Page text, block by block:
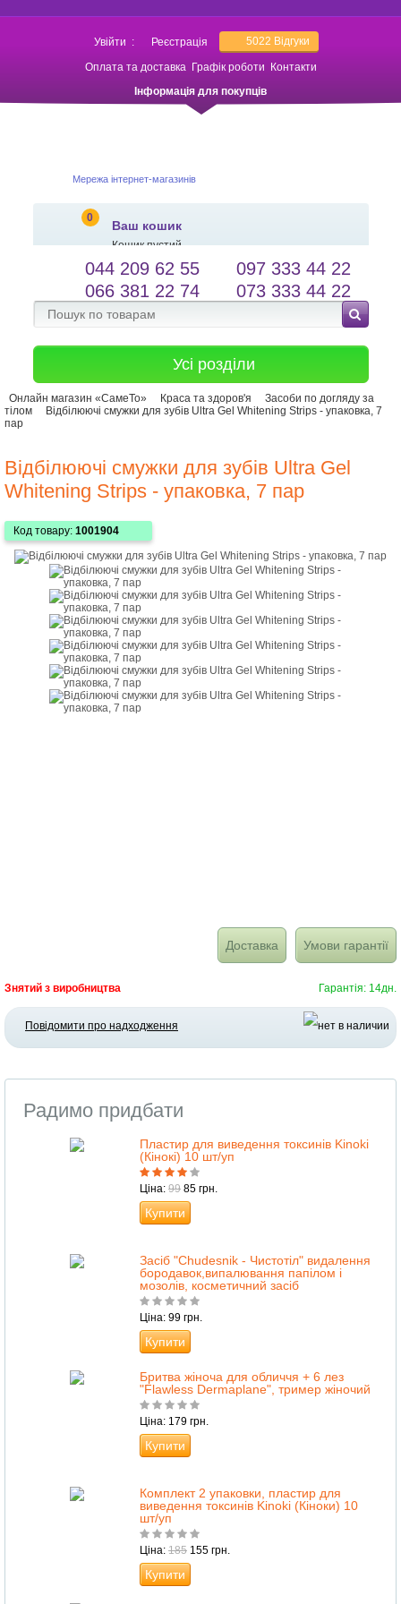
Увійти : Реєстрація 5022 Відгуки
Оплата та доставка Графік роботи
Контакти
Інформація для покупців
Мережа інтернет-магазинів
0
Ваш кошик
Кошик пустий
salessameto@gmail.com
Зворотній зв'язок
Мова сайту
044 209 62 55
097 333 44 22
066 381 22 74
073 333 44 22
Усі розділи
Онлайн магазин «СамеТо» Краса та здоров'я
Засоби по догляду за
тілом
Відбілюючі смужки для зубів Ultra Gel Whitening Strips - упаковка, 7
пар
Відбілюючі смужки для зубів Ultra Gel
Whitening Strips - упаковка, 7 пар
Код товару: 1001904
Доставка Умови гарантії
Знятий з виробництва Гарантія: 14дн.
Повідомити про надходження
Радимо придбати
Пластир для виведення токсинів Kinoki
(Кінокі) 10 шт/уп
Ціна: 99 85 грн.
Купити
Засіб "Сhudesnik - Чистотіл" видалення
бородавок,випалювання папілом і
мозолів, косметичний засіб
Ціна: 99 грн.
Купити
Бритва жіноча для обличчя + 6 лез
"Flawless Dermaplane", тример жіночий
Ціна: 179 грн.
Купити
Комплект 2 упаковки, пластир для
виведення токсинів Kinoki (Кіноки) 10
шт/уп
Ціна: 185 155 грн.
Купити